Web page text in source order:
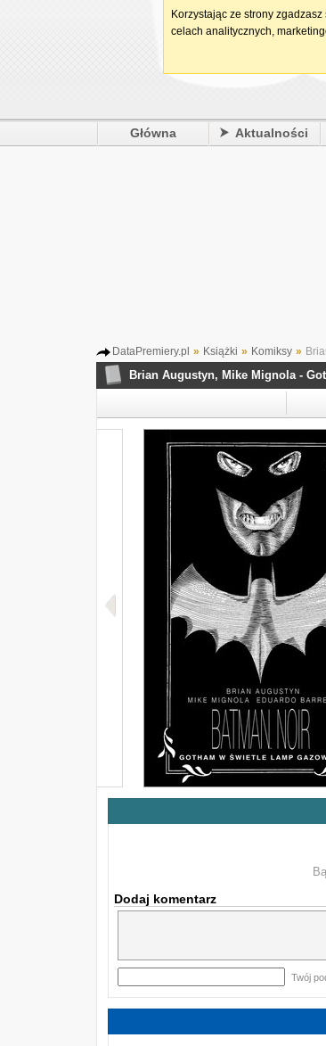
Główna Aktualności
DataPremiery.pl » Książki » Komiksy »
Brian Augustyn, Mike Mignola -
Dodaj komentarz
Twój
Korzystając ze strony
celach analitycznych,